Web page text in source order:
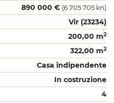
890 000 € (6 705 705 kn)
Vir (23234)
200,00 m2
322,00 m2
Casa indipendente
In costruzione
4